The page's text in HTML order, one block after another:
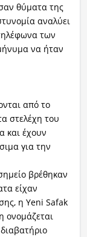
θύματα της
αναλύει
των
να ήταν
από το
στελέχη του
και έχουν
για την
βρέθηκαν
είχαν
η Yeni Safak
ονομάζεται